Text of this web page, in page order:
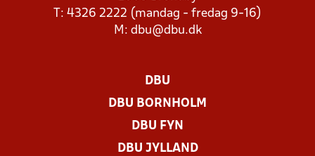
T: 4326 2222 (mandag - fredag 9-16)
M: dbu@dbu.dk
DBU
DBU BORNHOLM
DBU FYN
DBU JYLLAND